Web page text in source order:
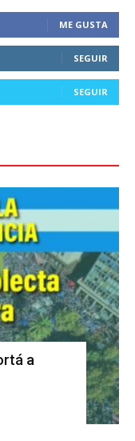
ME GUSTA
SEGUIR
SEGUIR
a